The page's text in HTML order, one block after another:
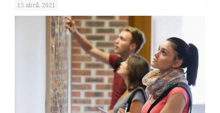
15 abril, 2021